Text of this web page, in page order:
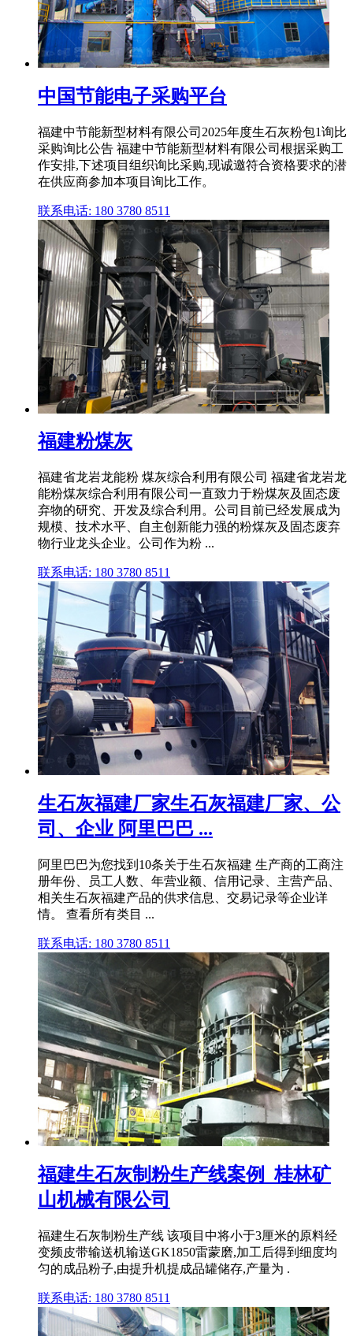
中国节能电子采购平台
福建中节能新型材料有限公司2025年度生石灰粉包1询比
采购询比公告 福建中节能新型材料有限公司根据采购工
作安排,下述项目组织询比采购,现诚邀符合资格要求的潜
在供应商参加本项目询比工作。
联系电话: 180 3780 8511
福建粉煤灰
福建省龙岩龙能粉 煤灰综合利用有限公司 福建省龙岩龙
能粉煤灰综合利用有限公司一直致力于粉煤灰及固态废
弃物的研究、开发及综合利用。公司目前已经发展成为
规模、技术水平、自主创新能力强的粉煤灰及固态废弃
物行业龙头企业。公司作为粉 ...
联系电话: 180 3780 8511
生石灰福建厂家生石灰福建厂家、公
司、企业 阿里巴巴 ...
阿里巴巴为您找到10条关于生石灰福建 生产商的工商注
册年份、员工人数、年营业额、信用记录、主营产品、
相关生石灰福建产品的供求信息、交易记录等企业详
情。 查看所有类目 ...
联系电话: 180 3780 8511
福建生石灰制粉生产线案例_桂林矿
山机械有限公司
福建生石灰制粉生产线 该项目中将小于3厘米的原料经
变频皮带输送机输送GK1850雷蒙磨,加工后得到细度均
匀的成品粉子,由提升机提成品罐储存,产量为 .
联系电话: 180 3780 8511